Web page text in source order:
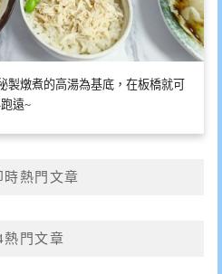
製燉煮的高湯為基底，在板橋就可
遠~
時熱門文章
熱門文章